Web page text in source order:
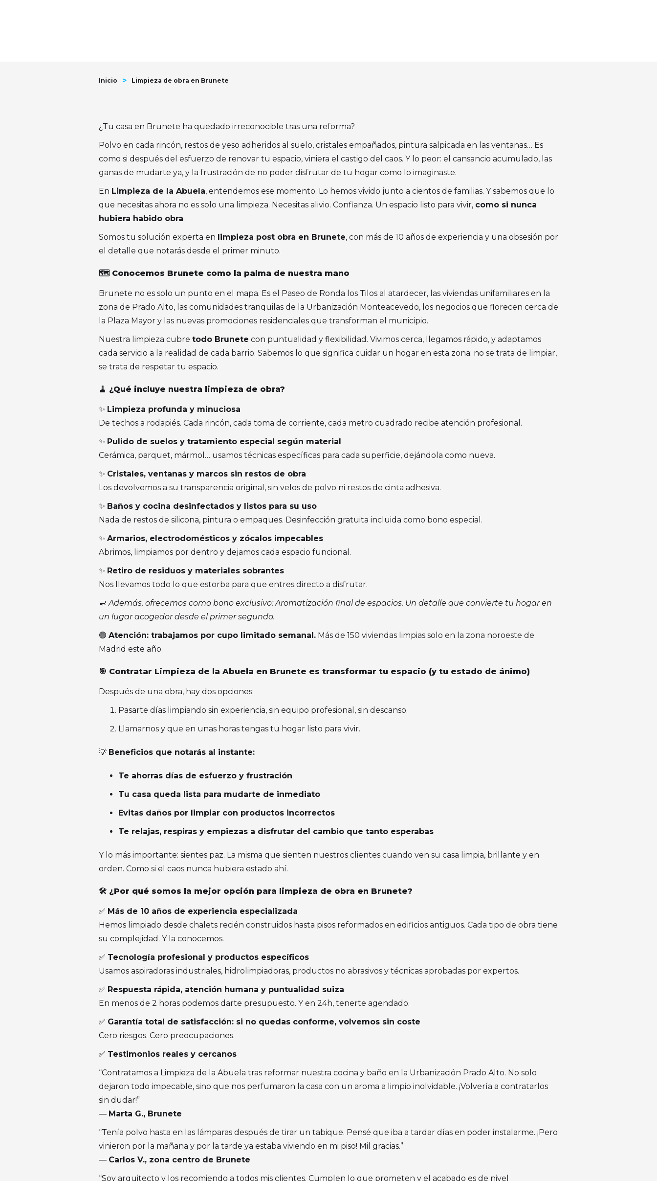
Inicio > Limpieza de obra en Brunete
¿Tu casa en Brunete ha quedado irreconocible tras una reforma?
Polvo en cada rincón, restos de yeso adheridos al suelo, cristales empañados, pintura salpicada en las ventanas… Es
como si después del esfuerzo de renovar tu espacio, viniera el castigo del caos. Y lo peor: el cansancio acumulado, las
ganas de mudarte ya, y la frustración de no poder disfrutar de tu hogar como lo imaginaste.
En Limpieza de la Abuela, entendemos ese momento. Lo hemos vivido junto a cientos de familias. Y sabemos que lo
que necesitas ahora no es solo una limpieza. Necesitas alivio. Confianza. Un espacio listo para vivir, como si nunca
hubiera habido obra.
Somos tu solución experta en limpieza post obra en Brunete, con más de 10 años de experiencia y una obsesión por
el detalle que notarás desde el primer minuto.
🗺️ Conocemos Brunete como la palma de nuestra mano
Brunete no es solo un punto en el mapa. Es el Paseo de Ronda los Tilos al atardecer, las viviendas unifamiliares en la
zona de Prado Alto, las comunidades tranquilas de la Urbanización Monteacevedo, los negocios que florecen cerca de
la Plaza Mayor y las nuevas promociones residenciales que transforman el municipio.
Nuestra limpieza cubre todo Brunete con puntualidad y flexibilidad. Vivimos cerca, llegamos rápido, y adaptamos
cada servicio a la realidad de cada barrio. Sabemos lo que significa cuidar un hogar en esta zona: no se trata de limpiar,
se trata de respetar tu espacio.
🧹 ¿Qué incluye nuestra limpieza de obra?
✨ Limpieza profunda y minuciosa
De techos a rodapiés. Cada rincón, cada toma de corriente, cada metro cuadrado recibe atención profesional.
✨ Pulido de suelos y tratamiento especial según material
Cerámica, parquet, mármol… usamos técnicas específicas para cada superficie, dejándola como nueva.
✨ Cristales, ventanas y marcos sin restos de obra
Los devolvemos a su transparencia original, sin velos de polvo ni restos de cinta adhesiva.
✨ Baños y cocina desinfectados y listos para su uso
Nada de restos de silicona, pintura o empaques. Desinfección gratuita incluida como bono especial.
✨ Armarios, electrodomésticos y zócalos impecables
Abrimos, limpiamos por dentro y dejamos cada espacio funcional.
✨ Retiro de residuos y materiales sobrantes
Nos llevamos todo lo que estorba para que entres directo a disfrutar.
🧼Además, ofrecemos como bono exclusivo: Aromatización final de espacios. Un detalle que convierte tu hogar en
un lugar acogedor desde el primer segundo.
🟢 Atención: trabajamos por cupo limitado semanal. Más de 150 viviendas limpias solo en la zona noroeste de
Madrid este año.
🎯 Contratar Limpieza de la Abuela en Brunete es transformar tu espacio (y tu estado de ánimo)
Después de una obra, hay dos opciones:
Pasarte días limpiando sin experiencia, sin equipo profesional, sin descanso.
Llamarnos y que en unas horas tengas tu hogar listo para vivir.
💡 Beneficios que notarás al instante:
Te ahorras días de esfuerzo y frustración
Tu casa queda lista para mudarte de inmediato
Evitas daños por limpiar con productos incorrectos
Te relajas, respiras y empiezas a disfrutar del cambio que tanto esperabas
Y lo más importante: sientes paz. La misma que sienten nuestros clientes cuando ven su casa limpia, brillante y en
orden. Como si el caos nunca hubiera estado ahí.
🛠️ ¿Por qué somos la mejor opción para limpieza de obra en Brunete?
✅ Más de 10 años de experiencia especializada
Hemos limpiado desde chalets recién construidos hasta pisos reformados en edificios antiguos. Cada tipo de obra tiene
su complejidad. Y la conocemos.
✅ Tecnología profesional y productos específicos
Usamos aspiradoras industriales, hidrolimpiadoras, productos no abrasivos y técnicas aprobadas por expertos.
✅ Respuesta rápida, atención humana y puntualidad suiza
En menos de 2 horas podemos darte presupuesto. Y en 24h, tenerte agendado.
✅ Garantía total de satisfacción: si no quedas conforme, volvemos sin coste
Cero riesgos. Cero preocupaciones.
✅ Testimonios reales y cercanos
“Contratamos a Limpieza de la Abuela tras reformar nuestra cocina y baño en la Urbanización Prado Alto. No solo
dejaron todo impecable, sino que nos perfumaron la casa con un aroma a limpio inolvidable. ¡Volvería a contratarlos
sin dudar!”
— Marta G., Brunete
“Tenía polvo hasta en las lámparas después de tirar un tabique. Pensé que iba a tardar días en poder instalarme. ¡Pero
vinieron por la mañana y por la tarde ya estaba viviendo en mi piso! Mil gracias.”
— Carlos V., zona centro de Brunete
“Soy arquitecto y los recomiendo a todos mis clientes. Cumplen lo que prometen y el acabado es de nivel